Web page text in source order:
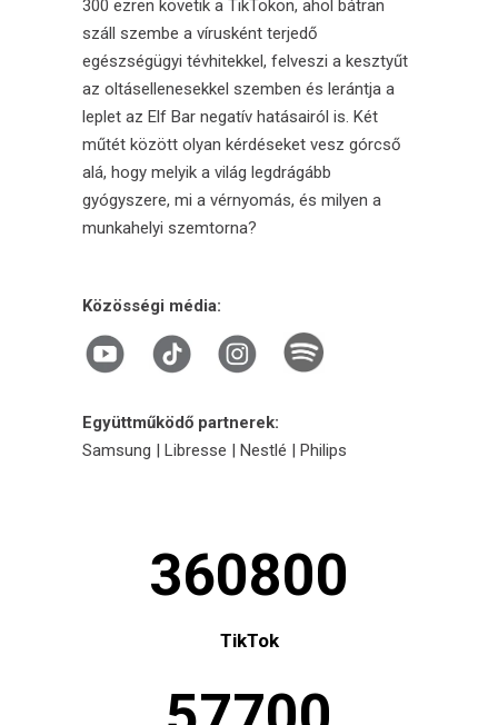
300 ezren követik a TikTokon, ahol bátran
száll szembe a vírusként terjedő
egészségügyi tévhitekkel, felveszi a kesztyűt
az oltásellenesekkel szemben és lerántja a
leplet az Elf Bar negatív hatásairól is. Két
műtét között olyan kérdéseket vesz górcső
alá, hogy melyik a világ legdrágább
gyógyszere, mi a vérnyomás, és milyen a
munkahelyi szemtorna?
Közösségi média:
Együttműködő partnerek:
Samsung | Libresse | Nestlé | Philips
360800
TikTok